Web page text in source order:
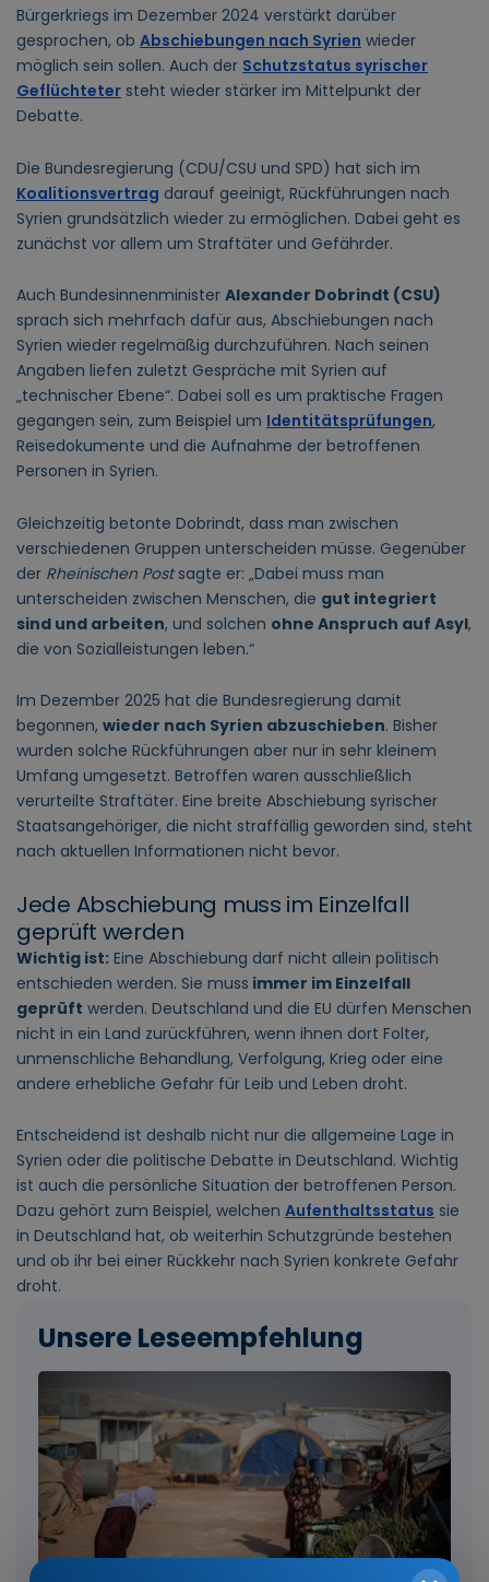
Bürgerkriegs im Dezember 2024 verstärkt darüber
gesprochen, ob Abschiebungen nach Syrien wieder
möglich sein sollen. Auch der Schutzstatus syrischer
Geflüchteter steht wieder stärker im Mittelpunkt der
Debatte.
Die Bundesregierung (CDU/CSU und SPD) hat sich im
Koalitionsvertrag darauf geeinigt, Rückführungen nach
Syrien grundsätzlich wieder zu ermöglichen. Dabei geht es
zunächst vor allem um Straftäter und Gefährder.
Auch Bundesinnenminister Alexander Dobrindt (CSU)
sprach sich mehrfach dafür aus, Abschiebungen nach
Syrien wieder regelmäßig durchzuführen. Nach seinen
Angaben liefen zuletzt Gespräche mit Syrien auf
„technischer Ebene“. Dabei soll es um praktische Fragen
gegangen sein, zum Beispiel um Identitätsprüfungen,
Reisedokumente und die Aufnahme der betroffenen
Personen in Syrien.
Gleichzeitig betonte Dobrindt, dass man zwischen
verschiedenen Gruppen unterscheiden müsse. Gegenüber
der Rheinischen Postsagte er: „Dabei muss man
unterscheiden zwischen Menschen, die gut integriert
sind und arbeiten, und solchen ohne Anspruch auf Asyl,
die von Sozialleistungen leben.“
Im Dezember 2025 hat die Bundesregierung damit
begonnen, wieder nach Syrien abzuschieben. Bisher
wurden solche Rückführungen aber nur in sehr kleinem
Umfang umgesetzt. Betroffen waren ausschließlich
verurteilte Straftäter. Eine breite Abschiebung syrischer
Staatsangehöriger, die nicht straffällig geworden sind, steht
nach aktuellen Informationen nicht bevor.
Jede Abschiebung muss im Einzelfall
geprüft werden
Wichtig ist: Eine Abschiebung darf nicht allein politisch
entschieden werden. Sie muss immer im Einzelfall
geprüft werden. Deutschland und die EU dürfen Menschen
nicht in ein Land zurückführen, wenn ihnen dort Folter,
unmenschliche Behandlung, Verfolgung, Krieg oder eine
andere erhebliche Gefahr für Leib und Leben droht.
Entscheidend ist deshalb nicht nur die allgemeine Lage in
Syrien oder die politische Debatte in Deutschland. Wichtig
ist auch die persönliche Situation der betroffenen Person.
Dazu gehört zum Beispiel, welchen Aufenthaltsstatus sie
in Deutschland hat, ob weiterhin Schutzgründe bestehen
und ob ihr bei einer Rückkehr nach Syrien konkrete Gefahr
droht.
Unsere Leseempfehlung